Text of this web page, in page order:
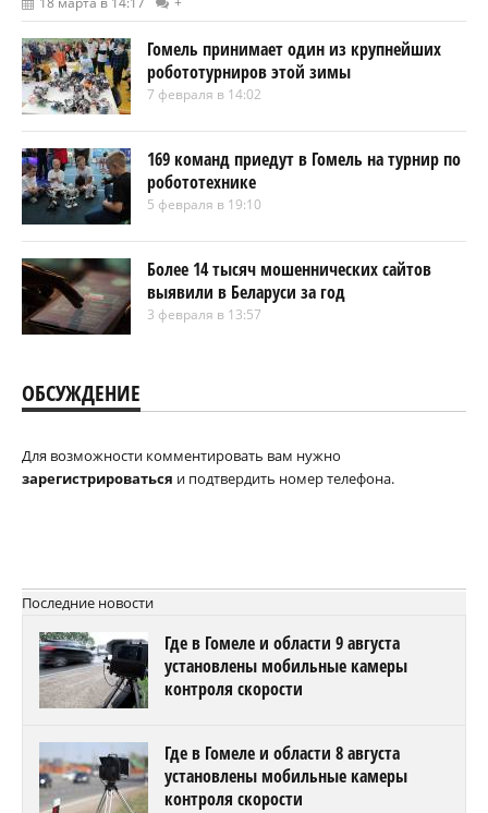
Гомель принимает один из крупнейших
робототурниров этой зимы
7 февраля в 14:02
169 команд приедут в Гомель на турнир по
робототехнике
5 февраля в 19:10
Более 14 тысяч мошеннических сайтов
выявили в Беларуси за год
3 февраля в 13:57
ОБСУЖДЕНИЕ
Для возможности комментировать вам нужно
зарегистрироваться и подтвердить номер телефона.
Последние новости
Где в Гомеле и области 9 августа
установлены мобильные камеры
контроля скорости
Где в Гомеле и области 8 августа
установлены мобильные камеры
контроля скорости